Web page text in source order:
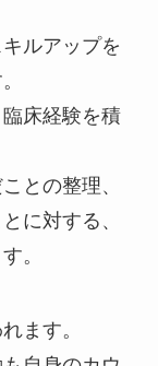
ルアップを
床経験を積
との整理、
に対する、
。
ます。